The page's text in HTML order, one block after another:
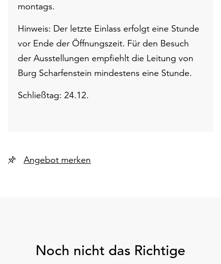
montags.
Hinweis: Der letzte Einlass erfolgt eine Stunde
vor Ende der Öffnungszeit. Für den Besuch
der Ausstellungen empfiehlt die Leitung von
Burg Scharfenstein mindestens eine Stunde.
Schließtag: 24.12.
Angebot merken
Noch nicht das Richtige